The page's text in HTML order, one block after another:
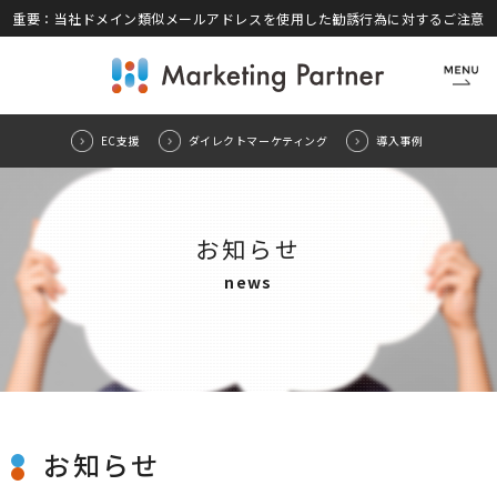
CLOSE
重要：当社ドメイン類似メールアドレスを使用した勧誘行為に対するご注意
EC支援 ダイレクトマーケティング 導入事例
お知らせ
news
お知らせ